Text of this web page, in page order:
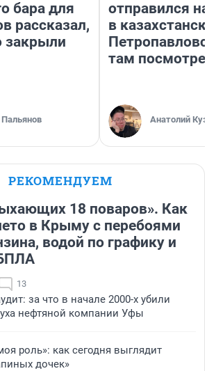
бара для
рассказал,
закрыли
Пальянов
отправился
в
там
Анатолий
РЕКОМЕНДУЕМ
18 поваров». Как
в Крыму с перебоями
водой по графику и
13
за что в начале 2000-х убили
нефтяной компании Уфы
роль»: как сегодня выглядит
дочек»